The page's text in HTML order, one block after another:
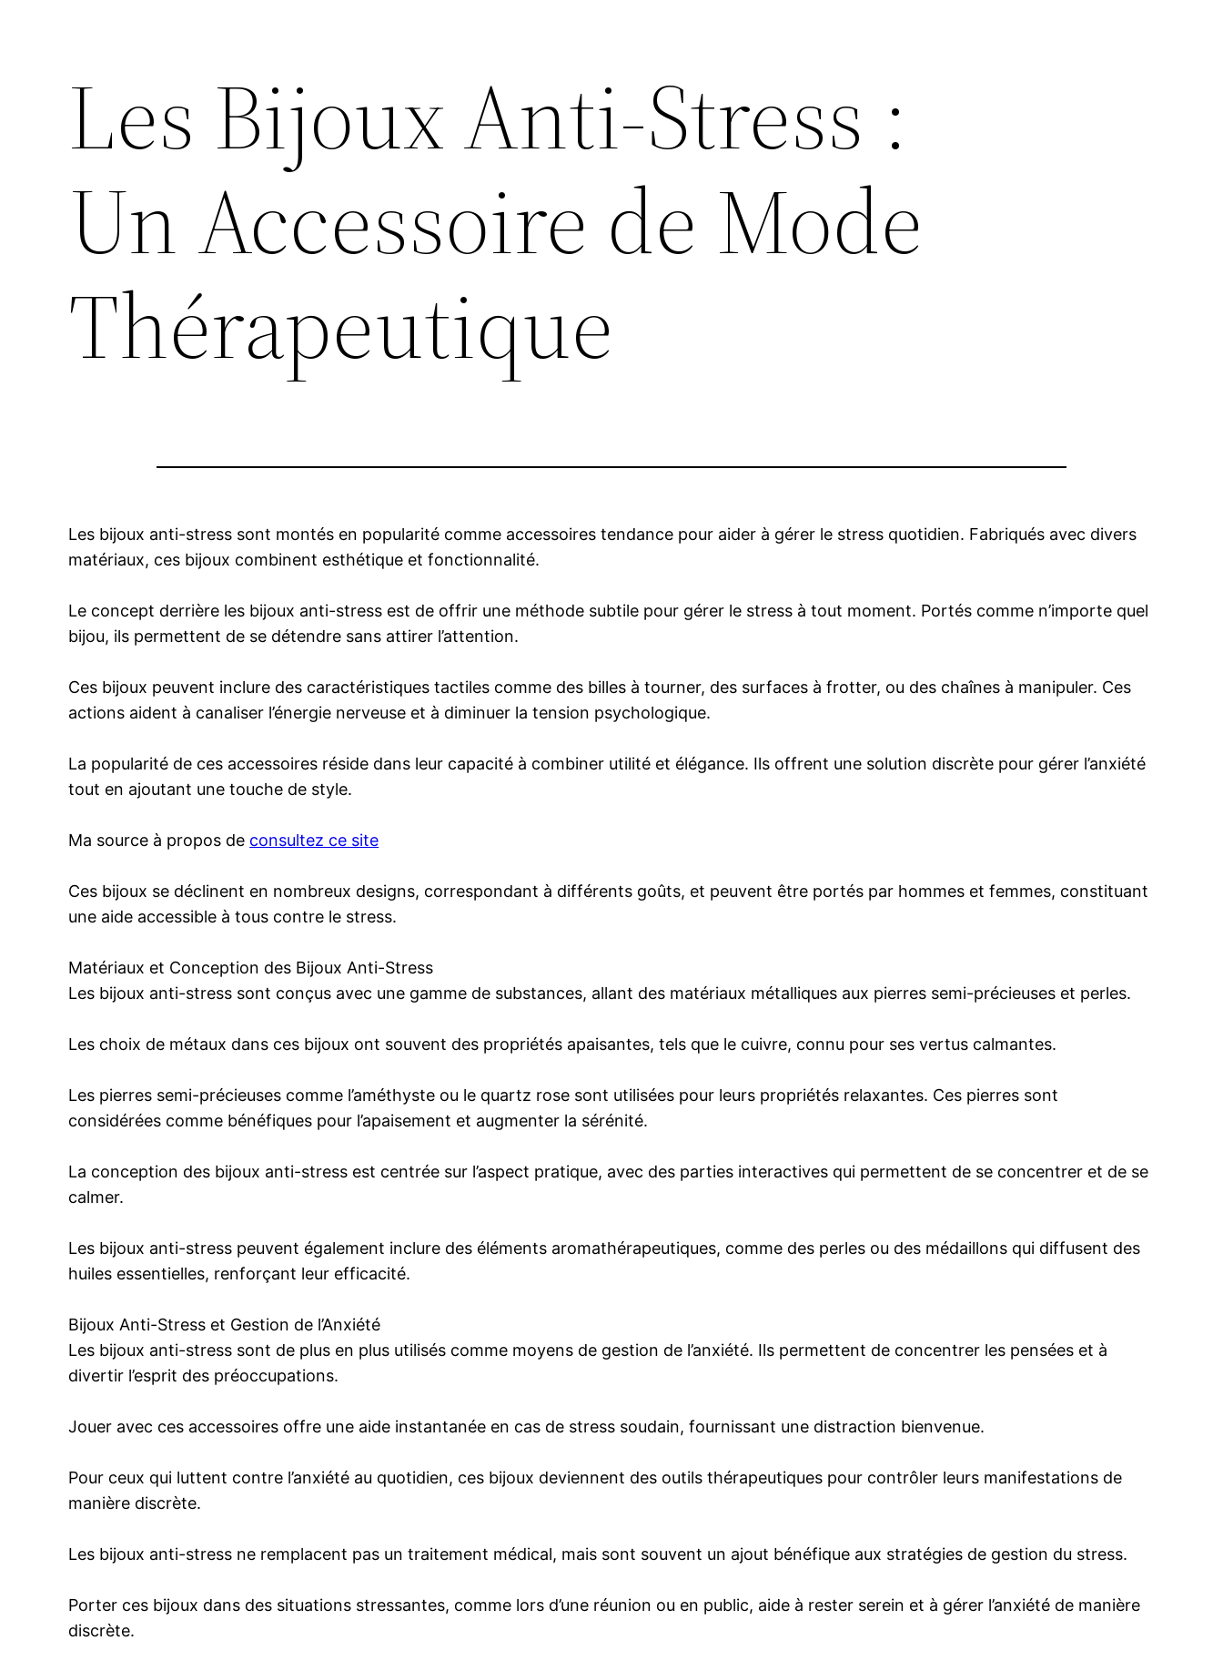
Les Bijoux Anti-Stress :
Un Accessoire de Mode
Thérapeutique
Les bijoux anti-stress sont montés en popularité comme accessoires tendance pour aider à gérer le stress quotidien. Fabriqués avec divers
matériaux, ces bijoux combinent esthétique et fonctionnalité.
Le concept derrière les bijoux anti-stress est de offrir une méthode subtile pour gérer le stress à tout moment. Portés comme n’importe quel
bijou, ils permettent de se détendre sans attirer l’attention.
Ces bijoux peuvent inclure des caractéristiques tactiles comme des billes à tourner, des surfaces à frotter, ou des chaînes à manipuler. Ces
actions aident à canaliser l’énergie nerveuse et à diminuer la tension psychologique.
La popularité de ces accessoires réside dans leur capacité à combiner utilité et élégance. Ils offrent une solution discrète pour gérer l’anxiété
tout en ajoutant une touche de style.
Ma source à propos de consultez ce site
Ces bijoux se déclinent en nombreux designs, correspondant à différents goûts, et peuvent être portés par hommes et femmes, constituant
une aide accessible à tous contre le stress.
Matériaux et Conception des Bijoux Anti-Stress
Les bijoux anti-stress sont conçus avec une gamme de substances, allant des matériaux métalliques aux pierres semi-précieuses et perles.
Les choix de métaux dans ces bijoux ont souvent des propriétés apaisantes, tels que le cuivre, connu pour ses vertus calmantes.
Les pierres semi-précieuses comme l’améthyste ou le quartz rose sont utilisées pour leurs propriétés relaxantes. Ces pierres sont
considérées comme bénéfiques pour l’apaisement et augmenter la sérénité.
La conception des bijoux anti-stress est centrée sur l’aspect pratique, avec des parties interactives qui permettent de se concentrer et de se
calmer.
Les bijoux anti-stress peuvent également inclure des éléments aromathérapeutiques, comme des perles ou des médaillons qui diffusent des
huiles essentielles, renforçant leur efficacité.
Bijoux Anti-Stress et Gestion de l’Anxiété
Les bijoux anti-stress sont de plus en plus utilisés comme moyens de gestion de l’anxiété. Ils permettent de concentrer les pensées et à
divertir l’esprit des préoccupations.
Jouer avec ces accessoires offre une aide instantanée en cas de stress soudain, fournissant une distraction bienvenue.
Pour ceux qui luttent contre l’anxiété au quotidien, ces bijoux deviennent des outils thérapeutiques pour contrôler leurs manifestations de
manière discrète.
Les bijoux anti-stress ne remplacent pas un traitement médical, mais sont souvent un ajout bénéfique aux stratégies de gestion du stress.
Porter ces bijoux dans des situations stressantes, comme lors d’une réunion ou en public, aide à rester serein et à gérer l’anxiété de manière
discrète.